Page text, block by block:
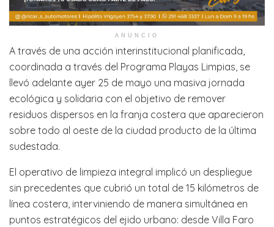
ANUNCIO
A través de una acción interinstitucional planificada,
coordinada a través del Programa Playas Limpias, se
llevó adelante ayer 25 de mayo una masiva jornada
ecológica y solidaria con el objetivo de remover
residuos dispersos en la franja costera que aparecieron
sobre todo al oeste de la ciudad producto de la última
sudestada.
El operativo de limpieza integral implicó un despliegue
sin precedentes que cubrió un total de 15 kilómetros de
línea costera, interviniendo de manera simultánea en
puntos estratégicos del ejido urbano: desde Villa Faro